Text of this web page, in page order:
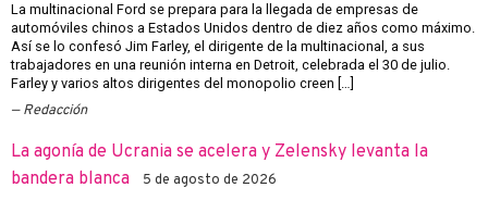
La multinacional Ford se prepara para la llegada de empresas de
automóviles chinos a Estados Unidos dentro de diez años como máximo.
Así se lo confesó Jim Farley, el dirigente de la multinacional, a sus
trabajadores en una reunión interna en Detroit, celebrada el 30 de julio.
Farley y varios altos dirigentes del monopolio creen […]
Redacción
La agonía de Ucrania se acelera y Zelensky levanta la
bandera blanca
5 de agosto de 2026